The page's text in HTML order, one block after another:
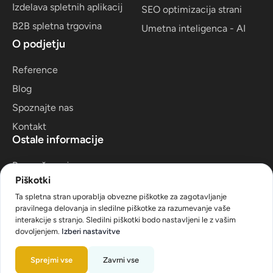
Izdelava spletnih aplikacij
B2B spletna trgovina
SEO optimizacija strani
Umetna inteligenca - AI
O podjetju
Reference
Blog
Spoznajte nas
Kontakt
Ostale informacije
Povpraševanje
Pravilnik zasebnosti
Splošni pogoji
Pomoč strankam
© 2026 BYERKO. Vse pravice pridržane.
Piškotki
Ta spletna stran uporablja obvezne piškotke za zagotavljanje
pravilnega delovanja in sledilne piškotke za razumevanje vaše
interakcije s stranjo. Sledilni piškotki bodo nastavljeni le z vašim
dovoljenjem. Izberi nastavitve
Sprejmi vse Zavrni vse